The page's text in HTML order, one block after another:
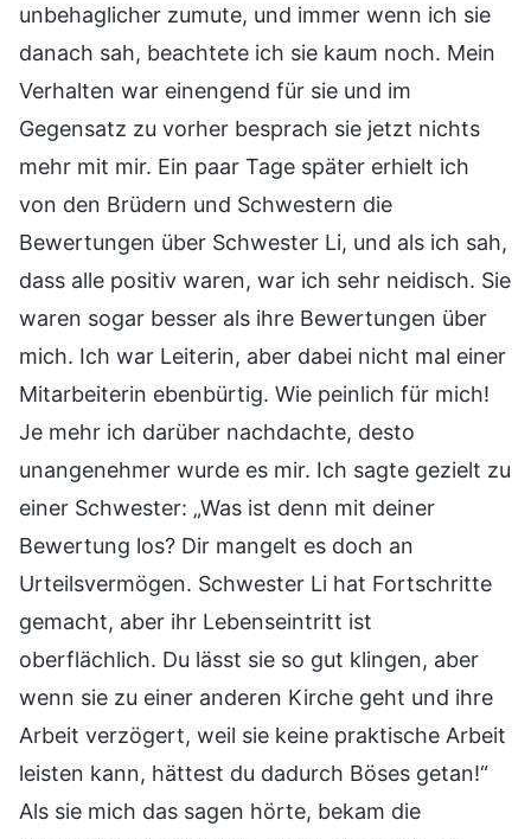
unbehaglicher zumute, und immer wenn ich sie
danach sah, beachtete ich sie kaum noch. Mein
Verhalten war einengend für sie und im
Gegensatz zu vorher besprach sie jetzt nichts
mehr mit mir. Ein paar Tage später erhielt ich
von den Brüdern und Schwestern die
Bewertungen über Schwester Li, und als ich sah,
dass alle positiv waren, war ich sehr neidisch. Sie
waren sogar besser als ihre Bewertungen über
mich. Ich war Leiterin, aber dabei nicht mal einer
Mitarbeiterin ebenbürtig. Wie peinlich für mich!
Je mehr ich darüber nachdachte, desto
unangenehmer wurde es mir. Ich sagte gezielt zu
einer Schwester: „Was ist denn mit deiner
Bewertung los? Dir mangelt es doch an
Urteilsvermögen. Schwester Li hat Fortschritte
gemacht, aber ihr Lebenseintritt ist
oberflächlich. Du lässt sie so gut klingen, aber
wenn sie zu einer anderen Kirche geht und ihre
Arbeit verzögert, weil sie keine praktische Arbeit
leisten kann, hättest du dadurch Böses getan!“
Als sie mich das sagen hörte, bekam die